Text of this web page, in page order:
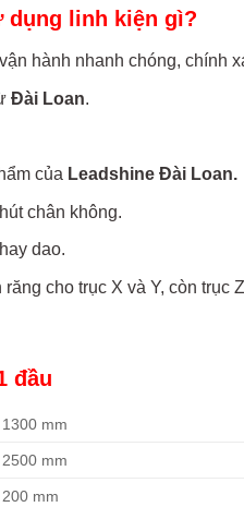
dụng linh kiện gì?
hành nhanh chóng, chính
Đài Loan.
của Leadshine Đài Loan.
chân không.
dao.
cho trục X và Y, còn trục
đầu
1300 mm
2500 mm
200 mm